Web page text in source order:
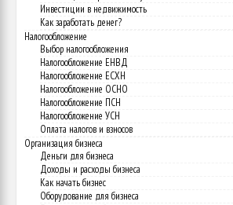
Инвестиции в недвижимость
Как заработать денег?
Налогообложение
Выбор налогообложения
Налогообложение ЕНВД
Налогообложение ЕСХН
Налогообложение ОСНО
Налогообложение ПСН
Налогообложение УСН
Оплата налогов и взносов
Организация бизнеса
Деньги для бизнеса
Доходы и расходы бизнеса
Как начать бизнес
Оборудование для бизнеса